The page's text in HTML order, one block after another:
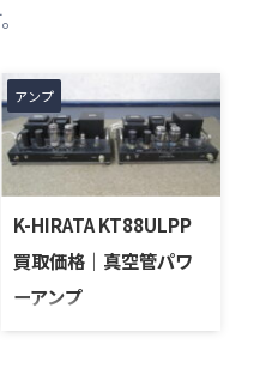
アンプ
K-HIRATA KT88ULPP
買取価格｜真空管パワ
ーアンプ
K-HIRATA 真空管モノラルパ